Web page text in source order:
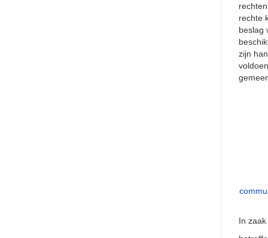
rechte
beslag
zijn
In zaak